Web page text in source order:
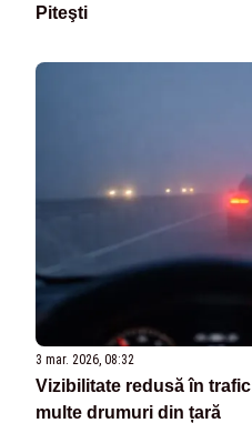
Piteşti
3 mar. 2026, 08:32
Vizibilitate redusă în
multe drumuri din țară